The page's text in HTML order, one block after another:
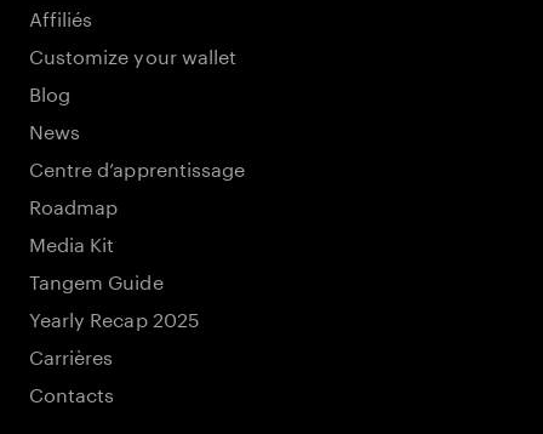
Affiliés
Customize your wallet
Blog
News
Centre d’apprentissage
Roadmap
Media Kit
Tangem Guide
Yearly Recap 2025
Carrières
Contacts